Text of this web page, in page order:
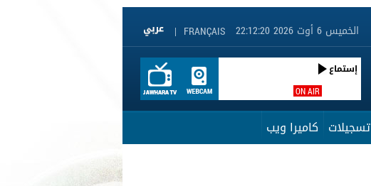
FRANÇAIS
| الخميس 6 أوت 2026 22:12:20
ON AIR
إستماع
تسجيلات كاميرا ويب